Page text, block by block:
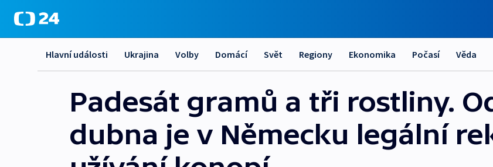
Hlavní události Ukrajina Volby Domácí Svět Regiony Ekonomika Počasí Věda
Padesát gramů a tři rostliny.
dubna je v Německu legální